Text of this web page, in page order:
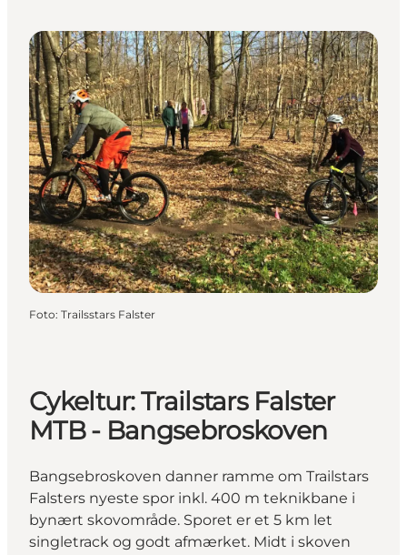
Foto: Trailsstars Falster
Cykeltur: Trailstars Falster
MTB - Bangsebroskoven
Bangsebroskoven danner ramme om Trailstars
Falsters nyeste spor inkl. 400 m teknikbane i
bynært skovområde. Sporet er et 5 km let
singletrack og godt afmærket. Midt i skoven